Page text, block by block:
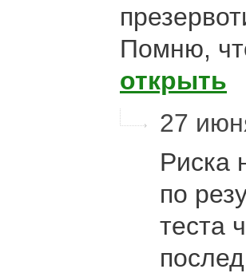
Помню,
открыть
27
Риска
по
теста